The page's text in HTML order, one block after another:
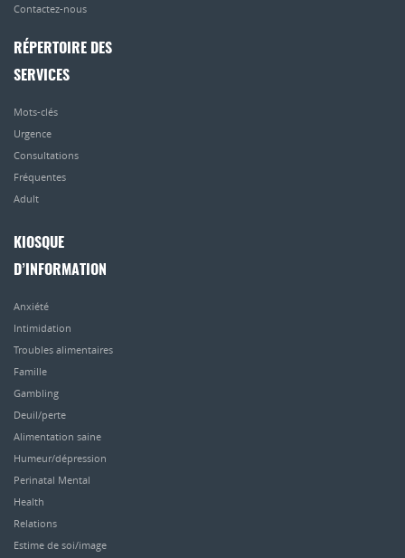
Contactez-nous
RÉPERTOIRE DES
SERVICES
Mots-clés
Urgence
Consultations
Fréquentes
Adult
KIOSQUE
D’INFORMATION
Anxiété
Intimidation
Troubles alimentaires
Famille
Gambling
Deuil/perte
Alimentation saine
Humeur/dépression
Perinatal Mental
Health
Relations
Estime de soi/image